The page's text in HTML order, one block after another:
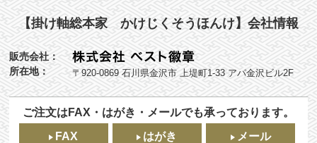
【掛け軸総本家 かけじくそうほんけ】会社情報
販売会社：
所在地：
〒920-0869 石川県金沢市 上堤町1-33 アパ金沢ビル2F
ご注文はFAX・はがき・メールでも承っております。
FAX
はがき メール